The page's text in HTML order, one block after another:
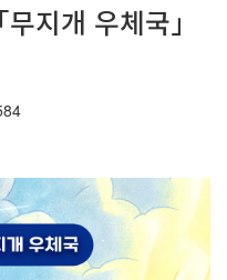
지개 우체국」